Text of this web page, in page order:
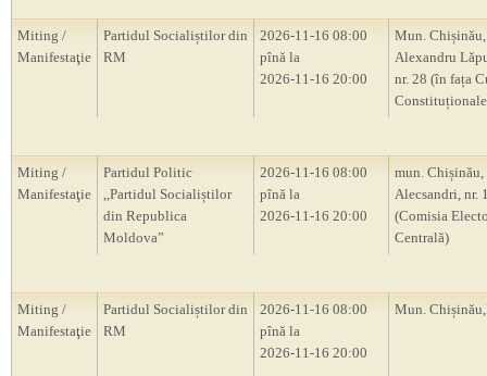
Miting /
Manifestaţie
Partidul Socialiștilor din
RM
2026-11-16 08:00
pînă la
2026-11-16 20:00
Mun. Chișinău,
Alexandru
nr. 28 (în fața
Miting /
Manifestaţie
Partidul Politic
,,Partidul Socialiștilor
din Republica
Moldova”
2026-11-16 08:00
pînă la
2026-11-16 20:00
mun. Chișinău,
Alecsandri, nr.
(Comisia
Centrală)
Miting /
Manifestaţie
Partidul Socialiștilor din
RM
2026-11-16 08:00
pînă la
2026-11-16 20:00
Mun.